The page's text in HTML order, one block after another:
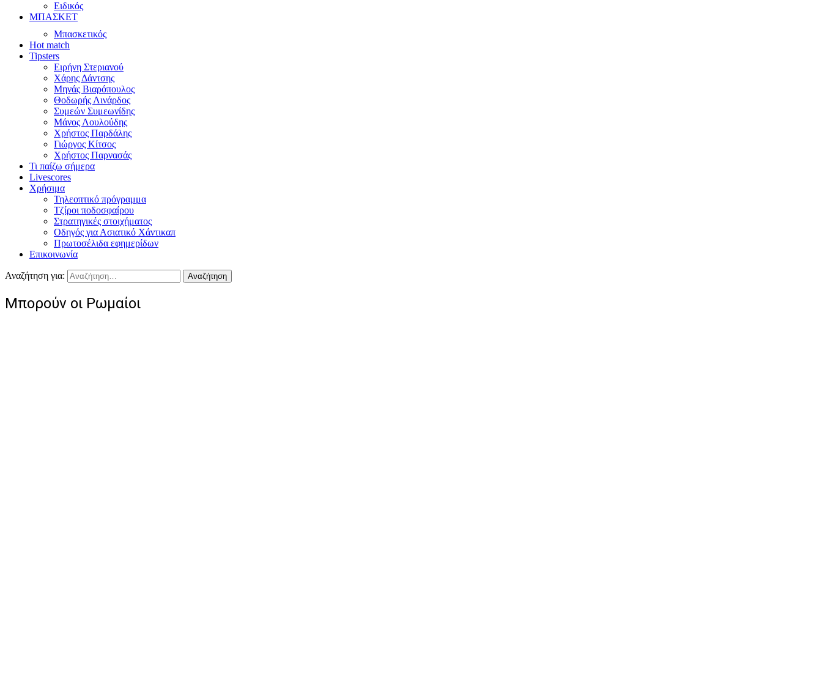
Ειδικός
ΜΠΑΣΚΕΤ
Μπασκετικός
Hot match
Tipsters
Ειρήνη Στεριανού
Χάρης Δάντσης
Μηνάς Βιαρόπουλος
Θοδωρής Λινάρδος
Συμεών Συμεωνίδης
Μάνος Λουλούδης
Χρήστος Παρδάλης
Γιώργος Κίτσος
Χρήστος Παρνασάς
Τι παίζω σήμερα
Livescores
Χρήσιμα
Τηλεοπτικό πρόγραμμα
Τζίροι ποδοσφαίρου
Στρατηγικές στοιχήματος
Οδηγός για Ασιατικό Χάντικαπ
Πρωτοσέλιδα εφημερίδων
Επικοινωνία
Αναζήτηση για:
Μπορούν οι Ρωμαίοι